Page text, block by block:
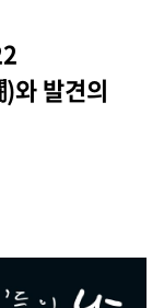
와 발견의